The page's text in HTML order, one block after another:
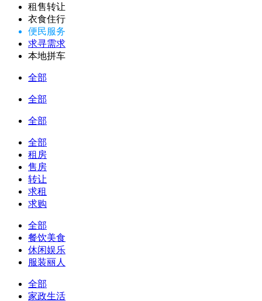
租售转让
衣食住行
便民服务
求寻需求
本地拼车
全部
全部
全部
全部
租房
售房
转让
求租
求购
全部
餐饮美食
休闲娱乐
服装丽人
全部
家政生活